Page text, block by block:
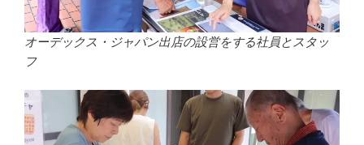
オーデックス・ジャパン出店の設営をする社員とスタッ
フ